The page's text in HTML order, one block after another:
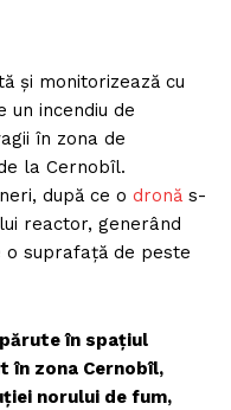
și monitorizează cu
un incendiu de
în zona de
la Cernobîl.
după ce o dronă s-
reactor, generând
suprafață de peste
în spațiul
în zona Cernobîl,
norului de fum,